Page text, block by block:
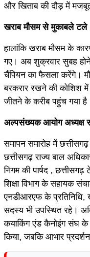
और खिताब की दौड़ में
खराब मौसम से मुकाबले टले
हालांकि खराब मौसम के
गए। अब शुक्रवार सुबह
चैंपियन का फैसला करेंगे।
बरकरार रखने की कोशिश में
जीतने के करीब पहुंच गया
अल्पसंख्यक आयोग अध्यक्ष
समापन समारोह में
छत्तीसगढ़ राज्य बाल
निगम की पार्षद ,
शिक्षा विभाग के सहायक
एनडीआरएफ के
सदस्य भी उपस्थित रहे।
कयाकिंग एंड कैनोइंग संघ के
किया, जबकि आभार